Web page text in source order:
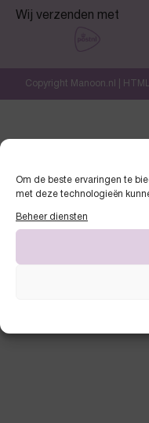
Om de beste ervaringen te
met deze technologieën
Beheer diensten
Wij verzenden met
Copyright Manoon.nl |